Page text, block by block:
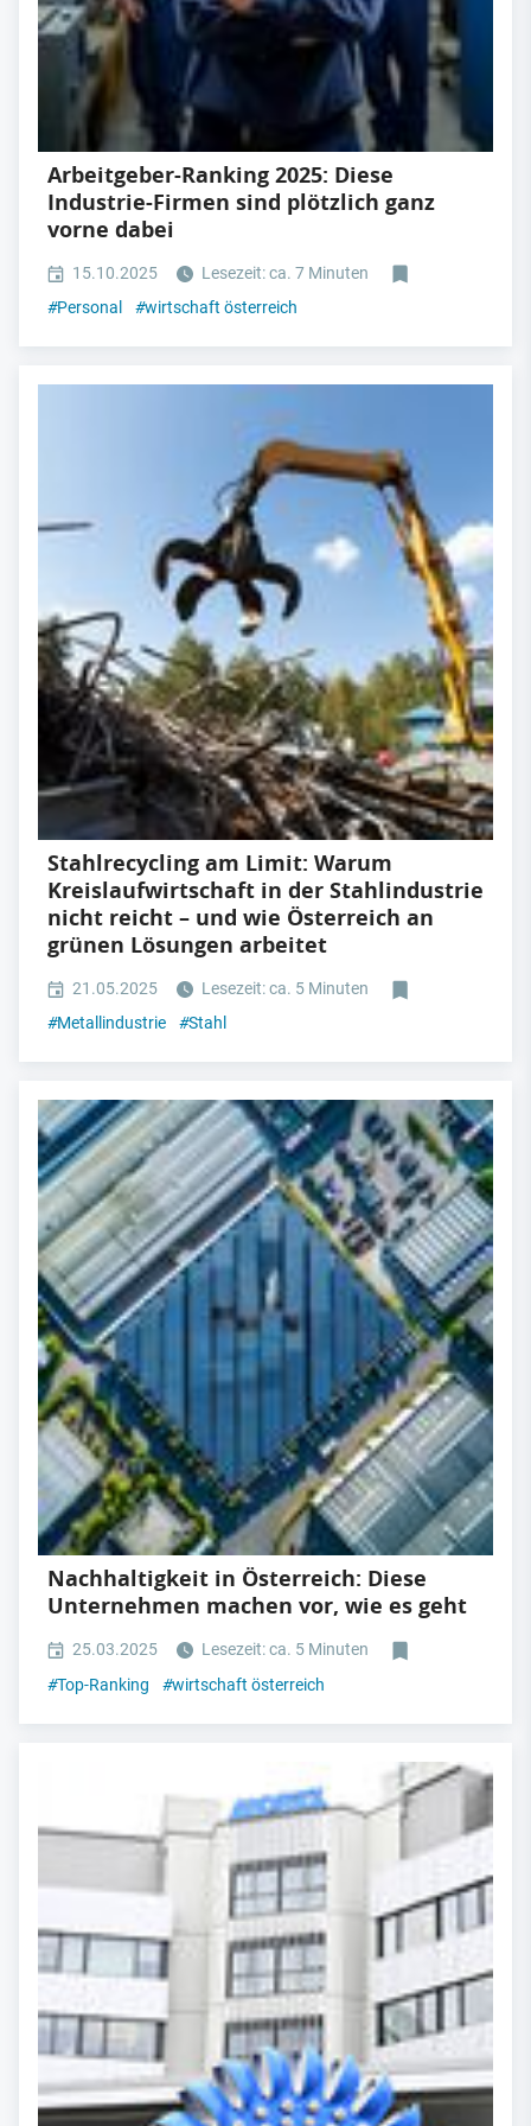
Arbeitgeber-Ranking 2025: Diese
Industrie-Firmen sind plötzlich ganz
vorne dabei
15.10.2025
Lesezeit: ca. 7 Minuten
#Personal #wirtschaft österreich
Stahlrecycling am Limit: Warum
Kreislaufwirtschaft in der Stahlindustrie
nicht reicht – und wie Österreich an
grünen Lösungen arbeitet
21.05.2025
Lesezeit: ca. 5 Minuten
#Metallindustrie #Stahl
Nachhaltigkeit in Österreich: Diese
Unternehmen machen vor, wie es geht
25.03.2025
Lesezeit: ca. 5 Minuten
#Top-Ranking #wirtschaft österreich